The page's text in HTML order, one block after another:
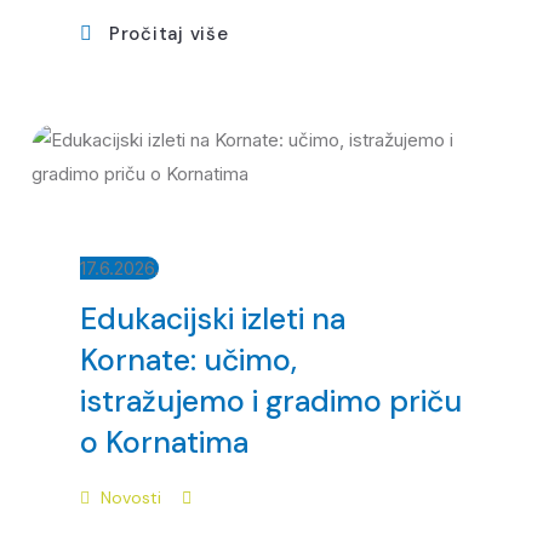
Pročitaj više
17.6.2026.
Edukacijski izleti na
Kornate: učimo,
istražujemo i gradimo priču
o Kornatima
Novosti